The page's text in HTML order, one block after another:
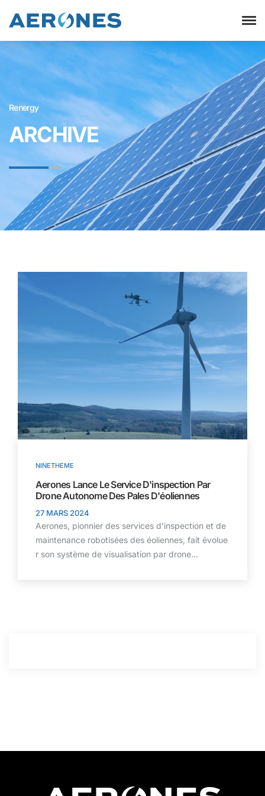
Renergy
ARCHIVE
NINETHEME
Aerones Lance Le Service D'inspection Par
Drone Autonome Des Pales D'éoliennes
27 MARS 2024
Aerones, pionnier des services d'inspection et de
maintenance robotisées des éoliennes, fait évolue
r son système de visualisation par drone...